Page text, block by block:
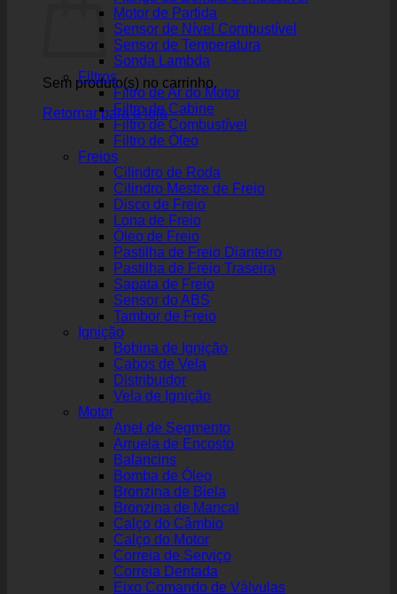
Sem produto(s) no carrinho.
Retornar para a loja
Motor de Partida
Sensor de Nível Combustível
Sensor de Temperatura
Sonda Lambda
Filtros
Filtro de Ar do Motor
Filtro de Cabine
Filtro de Combustível
Filtro de Óleo
Freios
Cilindro de Roda
Cilindro Mestre de Freio
Disco de Freio
Lona de Freio
Óleo de Freio
Pastilha de Freio Dianteiro
Pastilha de Freio Traseira
Sapata de Freio
Sensor do ABS
Tambor de Freio
Ignição
Bobina de Ignição
Cabos de Vela
Distribuidor
Vela de Ignição
Motor
Anel de Segmento
Arruela de Encosto
Balancins
Bomba de Óleo
Bronzina de Biela
Bronzina de Mancal
Calço do Câmbio
Calço do Motor
Correia de Serviço
Correia Dentada
Eixo Comando de Válvulas